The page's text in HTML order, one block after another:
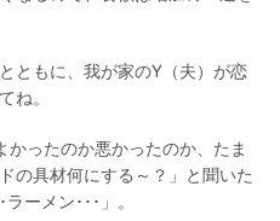
ともに、我が家のY（夫）が恋
ね。
ったのか悪かったのか、たま
の具材何にする～？」と聞いた
ーメン･･･」。